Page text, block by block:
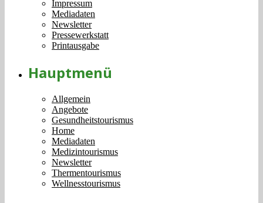
Impressum
Mediadaten
Newsletter
Pressewerkstatt
Printausgabe
Hauptmenü
Allgemein
Angebote
Gesundheitstourismus
Home
Mediadaten
Medizintourismus
Newsletter
Thermentourismus
Wellnesstourismus